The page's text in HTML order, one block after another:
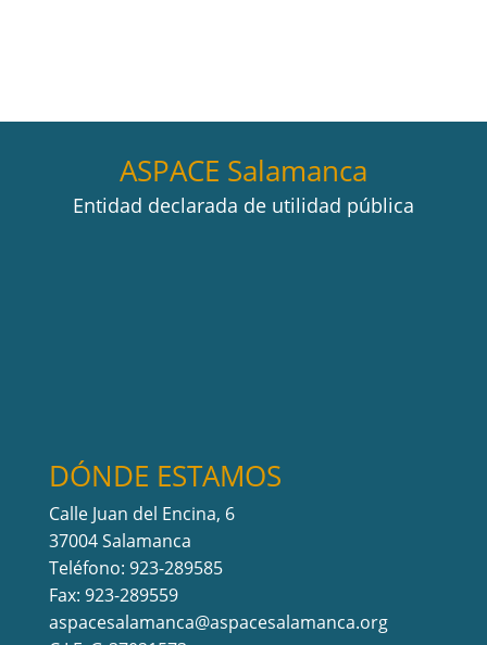
ASPACE Salamanca
Entidad declarada de utilidad pública
DÓNDE ESTAMOS
Calle Juan del Encina, 6
37004 Salamanca
Teléfono: 923-289585
Fax: 923-289559
aspacesalamanca@aspacesalamanca.org